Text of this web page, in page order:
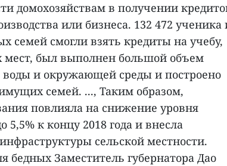
домохозяйствам в получении
или бизнеса. 132 472 ученика
семей смогли взять кредиты на учебу,
мест, был выполнен большой объем
воды и окружающей среды и построено
семей. ..., Таким образом,
повлияла на снижение уровня
5,5% к концу 2018 года и внесла
сельской местности.
бедных Заместитель губернатора Дао